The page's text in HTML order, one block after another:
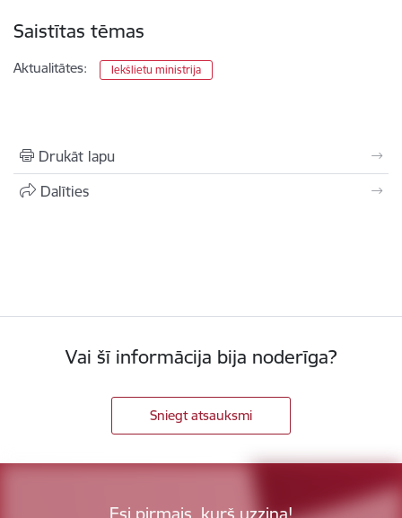
Saistītas tēmas
Aktualitātes: Iekšlietu ministrija
Drukāt lapu
Dalīties
Vai šī informācija bija noderīga?
Sniegt atsauksmi
Esi pirmais, kurš uzzina!